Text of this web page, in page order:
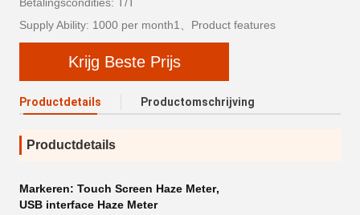
Supply Ability: 1000 per month1、Product features
Krijg Beste Prijs
Productdetails Productomschrijving
Productdetails
Markeren: Touch Screen Haze Meter,
USB interface Haze Meter